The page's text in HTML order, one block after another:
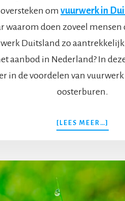
omvuurwerk in
waarom doen zoveel mensen
Duitsland zo
aanbod in Nederland? In
in de voordelen van
oosterburen.
[LEES MEER…]